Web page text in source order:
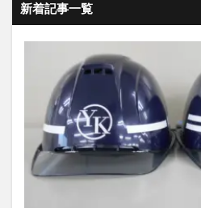
新着記事一覧